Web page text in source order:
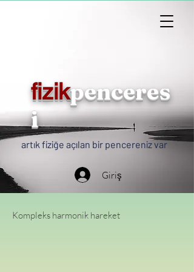
fizikpenceres
i
artık fiziğe açılan bir pencereniz var
Giriş
Kompleks harmonik hareket